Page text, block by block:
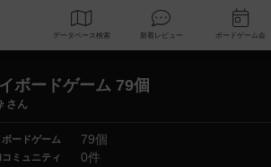
データベース 検索 新着レビュー
ボードゲーム 79個
さん
ボードゲーム 79個
ミュニティ 0件